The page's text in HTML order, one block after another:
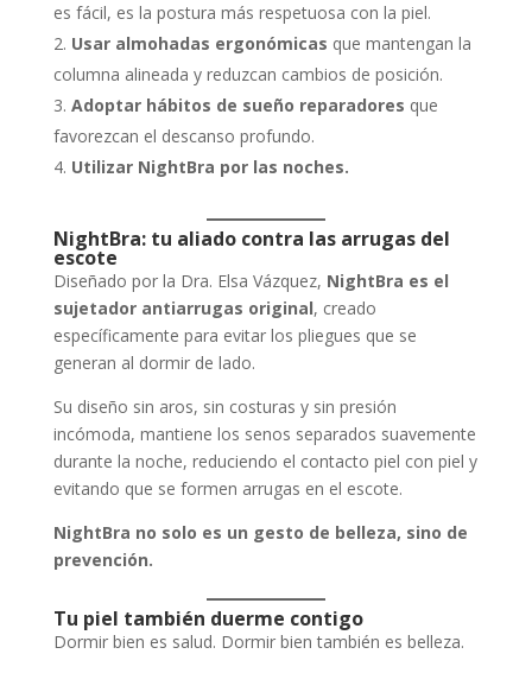
es fácil, es la postura más respetuosa con la piel.
Usar almohadas ergonómicas que mantengan la
columna alineada y reduzcan cambios de posición.
Adoptar hábitos de sueño reparadores que
favorezcan el descanso profundo.
Utilizar NightBra por las noches.
NightBra: tu aliado contra las arrugas del
escote
Diseñado por la Dra. Elsa Vázquez, NightBra es el
sujetador antiarrugas original, creado
específicamente para evitar los pliegues que se
generan al dormir de lado.
Su diseño sin aros, sin costuras y sin presión
incómoda, mantiene los senos separados suavemente
durante la noche, reduciendo el contacto piel con piel y
evitando que se formen arrugas en el escote.
NightBra no solo es un gesto de belleza, sino de
prevención.
Tu piel también duerme contigo
Dormir bien es salud. Dormir bien también es belleza.